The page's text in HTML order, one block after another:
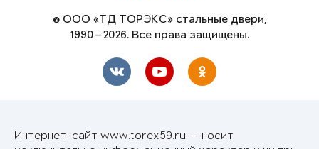
© ООО «ТД ТОРЭКС» стальные двери,
1990—2026. Все права защищены.
Интернет-сайт www.torex59.ru — носит